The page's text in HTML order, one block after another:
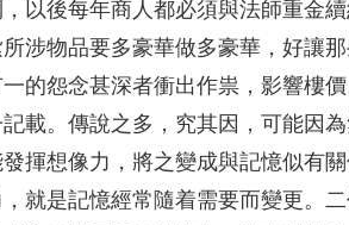
以後每年商人都必須與法師重金
涉物品要多豪華做多豪華，好讓
的怨念甚深者衝出作祟，影響樓價
載。傳說之多，究其因，可能因
揮想像力，將之變成與記憶似有
就是記憶經常隨着需要而變更。